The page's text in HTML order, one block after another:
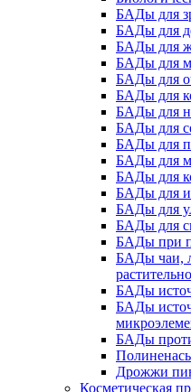
БАДы для
БАДы для
БАДы для
БАДы для
БАДы для
БАДы для
БАДы для
БАДы для
БАДы для
БАДы для
БАДы для
БАДы для
БАДы для
БАДы для
БАДы при
БАДы чаи,
БАДы
БАДы
БАДы
Дрожжи
Косметическая